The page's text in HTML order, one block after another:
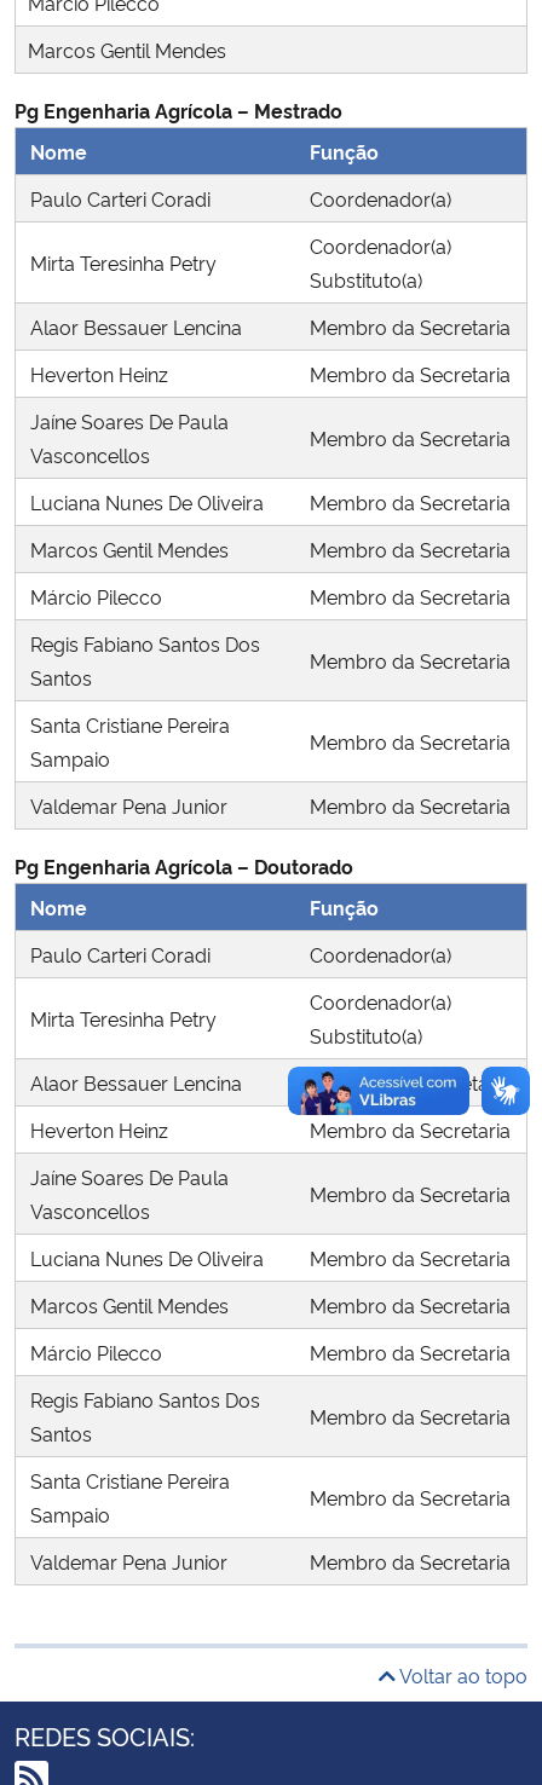
Ministério de Minas e Energia
Ministério da Ciência, Tecnologia, Inovações e Comunicações
Ministério do Meio Ambiente
Ministério do Turismo
Ministério do Desenvolvimento Regional
Controladoria-Geral da União
Ministério da Mulher, da Família e dos Direitos Humanos
Secretaria-Geral
Secretaria de Governo
Gabinete de Segurança Institucional
Advocacia-Geral da União
Planalto
Marcos Gentil Mendes
Pg Engenharia Agrícola – Mestrado
Nome
Função
Paulo Carteri Coradi
Coordenador(a)
Mirta Teresinha Petry
Coordenador(a)
Substituto(a)
Alaor Bessauer Lencina
Membro da Secretaria
Heverton Heinz
Membro da Secretaria
Jaíne Soares De Paula
Vasconcellos
Membro da Secretaria
Luciana Nunes De Oliveira
Membro da Secretaria
Marcos Gentil Mendes
Membro da Secretaria
Márcio Pilecco
Membro da Secretaria
Regis Fabiano Santos Dos
Santos
Membro da Secretaria
Santa Cristiane Pereira
Sampaio
Membro da Secretaria
Valdemar Pena Junior Membro da Secretaria
Pg Engenharia Agrícola – Doutorado
Nome
Função
Paulo Carteri Coradi
Coordenador(a)
Mirta Teresinha Petry
Coordenador(a)
Substituto(a)
Alaor Bessauer Lencina
Membro da Secretaria
Heverton Heinz
Membro da Secretaria
Jaíne Soares De Paula
Vasconcellos
Membro da Secretaria
Luciana Nunes De Oliveira
Membro da Secretaria
Marcos Gentil Mendes
Membro da Secretaria
Márcio Pilecco
Membro da Secretaria
Regis Fabiano Santos Dos
Santos
Membro da Secretaria
Santa Cristiane Pereira
Sampaio
Membro da Secretaria
Valdemar Pena Junior Membro da Secretaria
Voltar ao topo
REDES SOCIAIS: